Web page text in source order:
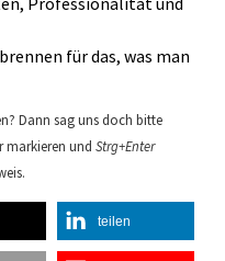
für das, was man
Dann sag uns doch bitte
markieren und Strg+Enter
teilen